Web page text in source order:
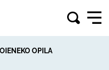
OPILA